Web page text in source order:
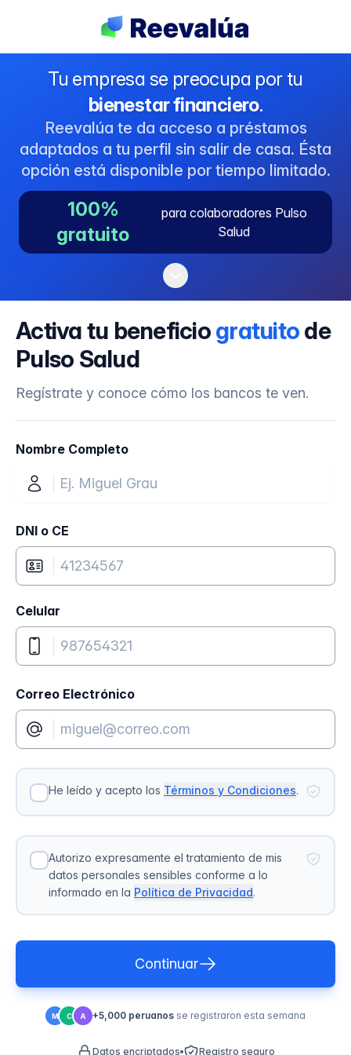
Tu empresa se preocupa por tu
bienestar financiero.
Reevalúa te da acceso a préstamos
adaptados a tu perfil sin salir de casa. Ésta
opción está disponible por tiempo limitado.
100%
gratuito
para colaboradores Pulso
Salud
Activa tu beneficiogratuitode
Pulso Salud
Regístrate y conoce cómo los bancos te ven.
Nombre Completo
DNI o CE
Celular
Correo Electrónico
He leído y acepto los Términos y Condiciones.
Autorizo expresamente el tratamiento de mis
datos personales sensibles conforme a lo
informado en la Política de Privacidad.
Continuar
M C A +5,000 peruanos se registraron esta semana
Datos encriptados Registro seguro